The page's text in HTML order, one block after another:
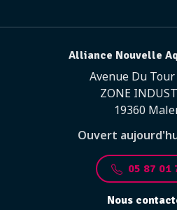
Alliance Nouvelle
Avenue Du
ZONE
19360
Ouvert
05 87 01
Nous